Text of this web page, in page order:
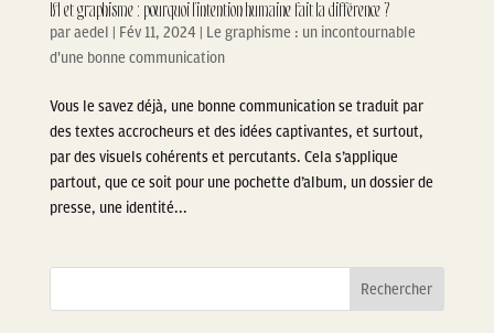
IA et graphisme : pourquoi l’intention humaine fait la différence ?
par aedel Fév 11, 2024|
Le graphisme : un incontournable
d'une bonne communication
Vous le savez déjà, une bonne communication se traduit par
des textes accrocheurs et des idées captivantes, et surtout,
par des visuels cohérents et percutants. Cela s’applique
partout, que ce soit pour une pochette d’album, un dossier de
presse, une identité...
Rechercher